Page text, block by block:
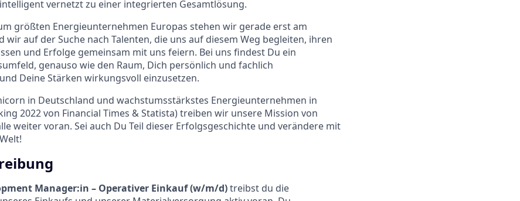
vernetzt zu einer integrierten Gesamtlösung.
größten Energieunternehmen Europas stehen wir gerade erst am
wir auf der Suche nach Talenten, die uns auf diesem Weg begleiten, ihren
und Erfolge gemeinsam mit uns feiern. Bei uns findest Du ein
genauso wie den Raum, Dich persönlich und fachlich
Deine Stärken wirkungsvoll einzusetzen.
in Deutschland und wachstumsstärkstes Energieunternehmen in
2022 von Financial Times & Statista) treiben wir unsere Mission von
weiter voran. Sei auch Du Teil dieser Erfolgsgeschichte und verändere mit
Manager:in – Operativer Einkauf (w/m/d)treibst du die